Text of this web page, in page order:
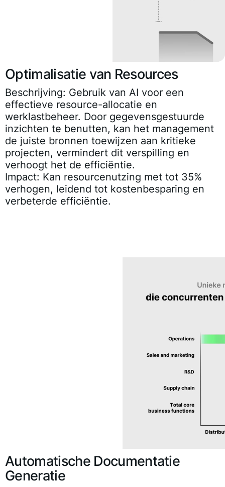
Optimalisatie van Resources
Beschrijving: Gebruik van AI voor een
effectieve resource-allocatie en
werklastbeheer. Door gegevensgestuurde
inzichten te benutten, kan het management
de juiste bronnen toewijzen aan kritieke
projecten, vermindert dit verspilling en
verhoogt het de efficiëntie.
Impact: Kan resourcenutzing met tot 35%
verhogen, leidend tot kostenbesparing en
verbeterde efficiëntie.
Automatische Documentatie
Generatie